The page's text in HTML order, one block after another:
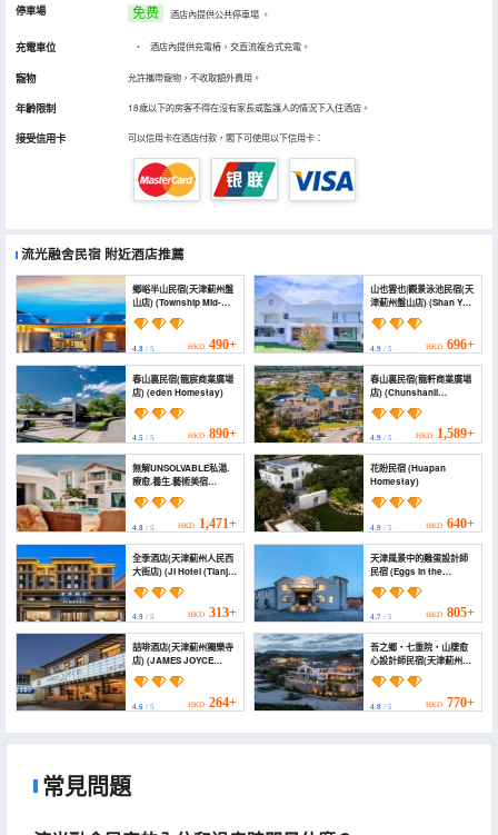
停車場 免费 酒店內提供公共停車場 。
充電車位 • 酒店內提供充電樁，交直流複合式充電。
寵物 允許攜帶寵物，不收取額外費用。
年齡限制 18歲以下的房客不得在沒有家長或監護人的情況下入住酒店。
接受信用卡 可以信用卡在酒店付款，閣下可使用以下信用卡：
流光融舍民宿 附近酒店推薦
鄉峪半山民宿(天津薊州盤
山店) (Township Mid-
Levels Homestay)
4.8 / 5 HKD 490+
山也雲也|觀景泳池民宿(天
津薊州盤山店) (Shan Ye
Yun Ye | Scenic View
Pool Homestay (Tianjin
Jizhou Panshan))
4.9/ 5 HKD 696+
春山裏民宿(龍宸商業廣場
店) (eden Homestay)
4.5 / 5 HKD 890+
春山裏民宿(龍軒商業廣場
店) (Chunshanli
Homestay (Longxuan
Commercial Plaza))
4.9/ 5 HKD 1,589+
無解UNSOLVABLE私湯.
療愈.養生.藝術美宿
(Wujie UNSOLVABLE
Private Hot Spring.
Healing. Wellness. Art
Boutique Stay)
4.8 / 5 HKD 1,471+
花盼民宿 (Huapan
Homestay)
4.9/ 5 HKD 640+
全季酒店(天津薊州人民西
大街店) (JI Hotel (Tianjin
Jizhou Renmin West
Street))
4.9 / 5 HKD 313+
天津風景中的雞蛋設計師
民宿 (Eggs in the
Landscape
Guesthouse)
4.7/ 5 HKD 805+
喆啡酒店(天津薊州獨樂寺
店) (JAMES JOYCE
COFFETEL China hotel)
4.6 / 5 HKD 264+
吾之鄉・七重院・山棲愈
心設計師民宿(天津薊州店)
(My Hometown
Qizhongyuan Designer
B&B (Tianjin Jizhou
Branch))
4.8/ 5 HKD 770+
常見問題